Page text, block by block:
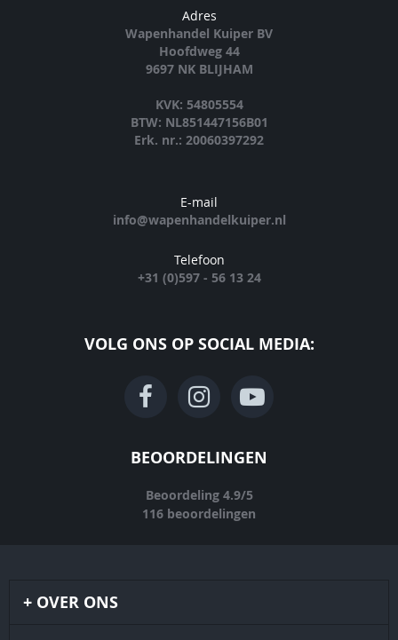
Adres
Wapenhandel Kuiper BV
Hoofdweg 44
9697 NK BLIJHAM
KVK: 54805554
BTW: NL851447156B01
Erk. nr.: 20060397292
E-mail
info@wapenhandelkuiper.nl
Telefoon
+31 (0)597 - 56 13 24
VOLG ONS OP SOCIAL MEDIA:
BEOORDELINGEN
Beoordeling 4.9/5
116 beoordelingen
OVER ONS